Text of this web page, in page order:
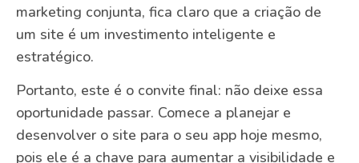
marketing conjunta, fica claro que a criação de
um site é um investimento inteligente e
estratégico.
Portanto, este é o convite final: não deixe essa
oportunidade passar. Comece a planejar e
desenvolver o site para o seu app hoje mesmo,
pois ele é a chave para aumentar a visibilidade e